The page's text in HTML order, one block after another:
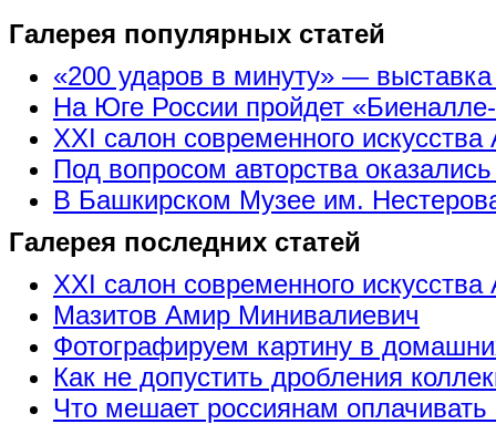
Галерея популярных статей
«200 ударов в минуту» —
На Юге России пройдет
XXI салон современного искусства
Под вопросом авторства
В Башкирском Музее им.
Галерея последних статей
XXI салон современного искусства
Мазитов Амир Минивалиевич
Фотографируем картину в
Как не допустить дробления
Что мешает россиянам